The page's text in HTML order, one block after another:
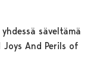
säveltämä
Joys And Perils of